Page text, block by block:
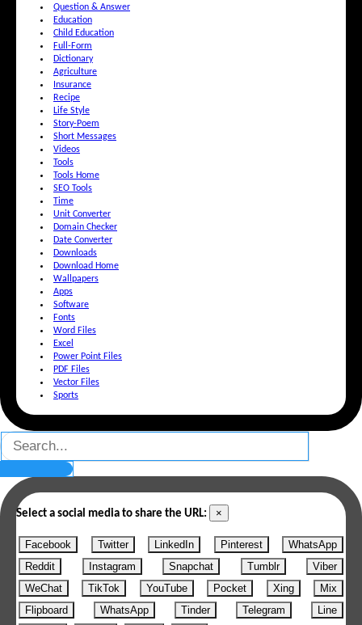
Question & Answer
Education
Child Education
Full-Form
Dictionary
Agriculture
Insurance
Recipe
Life Style
Story-Poem
Short Messages
Videos
Tools
Tools Home
SEO Tools
Time
Unit Converter
Domain Checker
Date Converter
Downloads
Download Home
Wallpapers
Apps
Software
Fonts
Word Files
Excel
Power Point Files
PDF Files
Vector Files
Sports
Select a social media to share the URL: ×
Facebook Twitter LinkedIn Pinterest
WhatsApp
Reddit
Instagram Snapchat Tumblr
Viber
WeChat
TikTok YouTube Pocket Xing
Mix
Flipboard
WhatsApp Tinder Telegram
Line